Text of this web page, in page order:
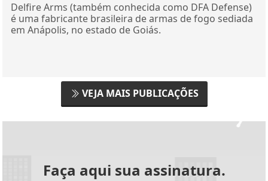
Delfire Arms (também conhecida como DFA Defense)
é uma fabricante brasileira de armas de fogo sediada
em Anápolis, no estado de Goiás.
VEJA MAIS PUBLICAÇÕES
Faça aqui sua assinatura.